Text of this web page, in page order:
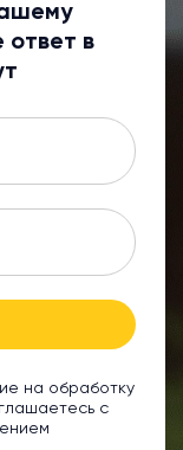
ответ в
на обработку
с